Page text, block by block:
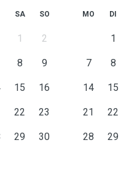
SA SO
1 2
8 9
15 16
22 23
29 30
MO DI
1
7 8
14 15
21 22
28 29